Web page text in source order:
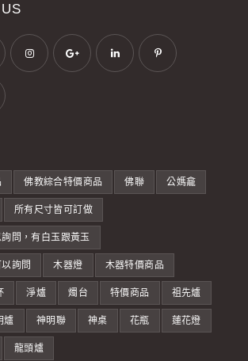
佛教綜合特價商品 佛聯 公媽龕
所有尺寸皆可訂做
問，有白玉跟黃玉
詢問 木器燈 木器特價商品
淨爐 燭台 特價商品 祖先爐
爐 神明聯 神桌 花瓶 蓮花燈
龍頭爐